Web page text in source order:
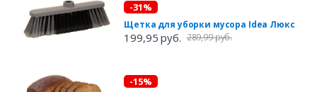
-31%
Щетка для уборки мусора Idea Люкс
199,95 руб. 289,99 руб.
-15%